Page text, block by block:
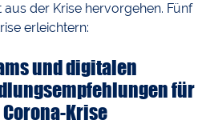
der Krise hervorgehen. Fünf
erleichtern:
und digitalen
für
Krise